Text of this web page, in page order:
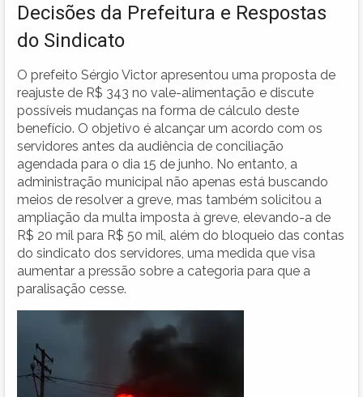
Decisões da Prefeitura e Respostas
do Sindicato
O prefeito Sérgio Victor apresentou uma proposta de
reajuste de R$ 343 no vale-alimentação e discute
possíveis mudanças na forma de cálculo deste
benefício. O objetivo é alcançar um acordo com os
servidores antes da audiência de conciliação
agendada para o dia 15 de junho. No entanto, a
administração municipal não apenas está buscando
meios de resolver a greve, mas também solicitou a
ampliação da multa imposta à greve, elevando-a de
R$ 20 mil para R$ 50 mil, além do bloqueio das contas
do sindicato dos servidores, uma medida que visa
aumentar a pressão sobre a categoria para que a
paralisação cesse.